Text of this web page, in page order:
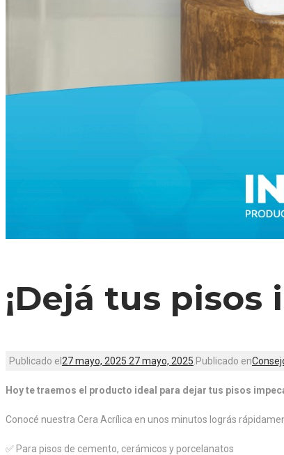
¡Dejá tus pisos
Publicado el 27 mayo, 2025 27 mayo, 2025 Publicado en
Hoy te traemos el producto ideal para dejar tus pisos
Conocé nuestra Cera Acrílica en unos minutos lográs
✅ Para pisos de cemento, cerámicos y porcelanatos